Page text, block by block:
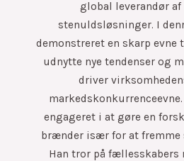
global leverandør
stenuldsløsninger. I
demonstreret en skarp
udnytte nye tendenser og
driver
engageret i at gøre en
brænder især for at fremme
Han tror på fællesskabers